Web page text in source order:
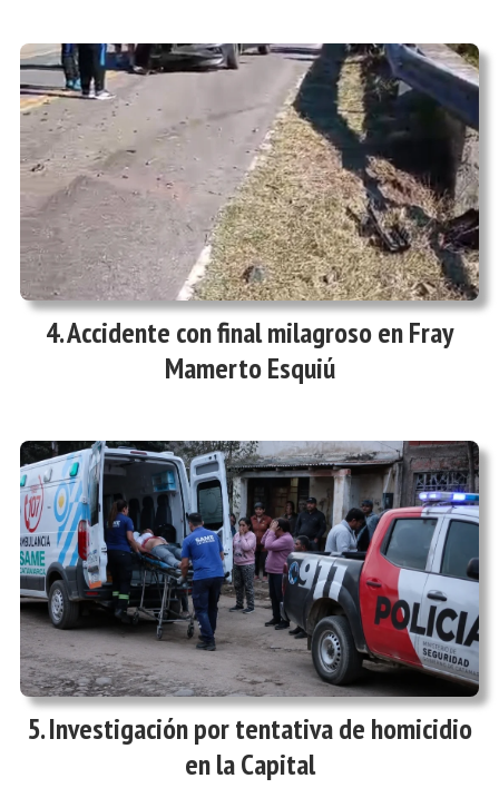
Accidente con final milagroso en Fray
Mamerto Esquiú
Investigación por tentativa de homicidio
en la Capital